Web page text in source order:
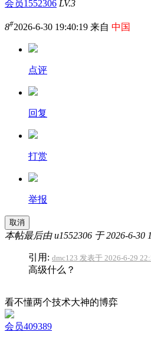
会员1552306 LV.3
8#2026-6-30 19:40:19 来自 中国
点评
回复
打赏
举报
取消
本帖最后由 u1552306 于 2026-6-30
引用: dmc123 发表于 2026-6-29
高级什么？
看不懂两个技术大神的博弈
会员409389